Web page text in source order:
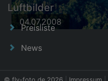
30.08.2014
04.07.2008
04.07.2008
Luftbilder
Preisliste
News